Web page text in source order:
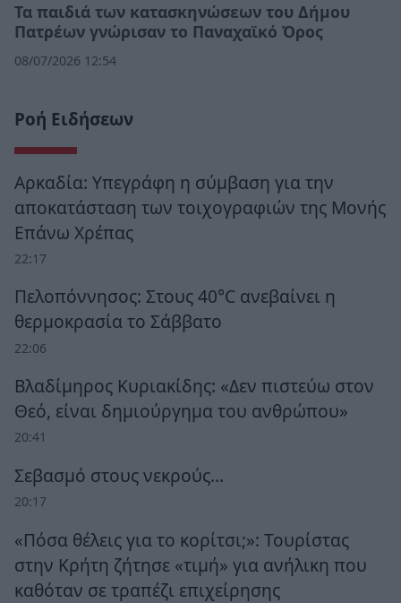
Τα παιδιά των κατασκηνώσεων του Δήμου
Πατρέων γνώρισαν το Παναχαϊκό Όρος
08/07/2026 12:54
Ροή Ειδήσεων
Αρκαδία: Υπεγράφη η σύμβαση για την
αποκατάσταση των τοιχογραφιών της Μονής
Επάνω Χρέπας
22:17
Πελοπόννησος: Στους 40°C ανεβαίνει η
θερμοκρασία το Σάββατο
22:06
Βλαδίμηρος Κυριακίδης: «Δεν πιστεύω στον
Θεό, είναι δημιούργημα του ανθρώπου»
20:41
Σεβασμό στους νεκρούς…
20:17
«Πόσα θέλεις για το κορίτσι;»: Τουρίστας
στην Κρήτη ζήτησε «τιμή» για ανήλικη που
καθόταν σε τραπέζι επιχείρησης